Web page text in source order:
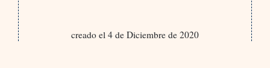
creado el 4 de Diciembre de 2020